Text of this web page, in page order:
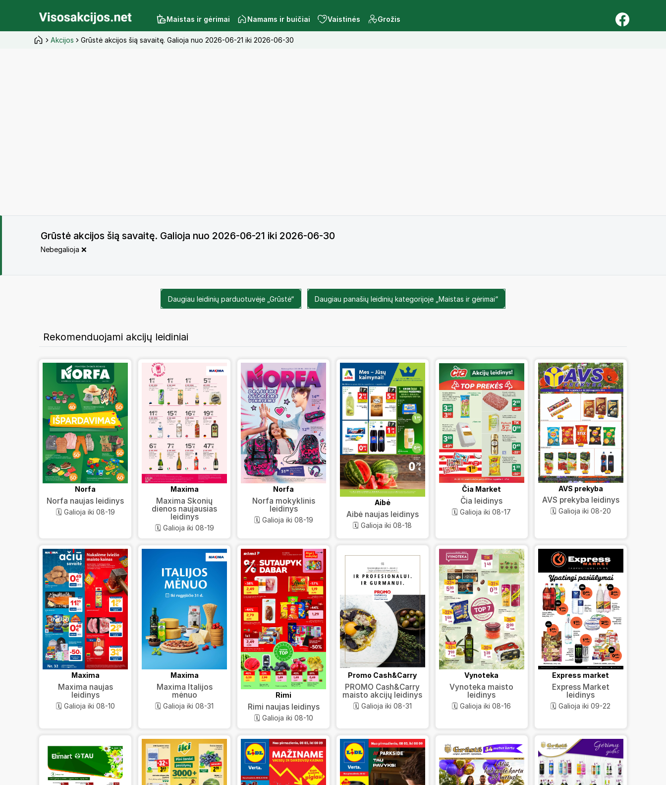
Maistas ir gėrimai Namams ir buičiai Vaistinės Grožis
Akcijos Grūstė akcijos šią savaitę. Galioja nuo 2026-06-21 iki 2026-06-30
Grūstė akcijos šią savaitę. Galioja nuo 2026-06-21 iki 2026-06-30
Nebegalioja ❌
Daugiau leidinių parduotuvėje „Grūstė“ Daugiau panašių leidinių kategorijoje „Maistas ir gėrimai“
Rekomenduojami akcijų leidiniai
Norfa
Norfa naujas leidinys
🗓️ Galioja iki 08-19
Maxima
Maxima Skonių
dienos naujausias
leidinys
🗓️ Galioja iki 08-19
Norfa
Norfa mokyklinis
leidinys
🗓️ Galioja iki 08-19
Aibė
Aibė naujas leidinys
🗓️ Galioja iki 08-18
Čia Market
Čia leidinys
🗓️ Galioja iki 08-17
AVS prekyba
AVS prekyba leidinys
🗓️ Galioja iki 08-20
Maxima
Maxima naujas
leidinys
🗓️ Galioja iki 08-10
Maxima
Maxima Italijos
mėnuo
🗓️ Galioja iki 08-31
Rimi
Rimi naujas leidinys
🗓️ Galioja iki 08-10
Promo Cash&Carry
PROMO Cash&Carry
maisto akcijų leidinys
🗓️ Galioja iki 08-31
Vynoteka
Vynoteka maisto
leidinys
🗓️ Galioja iki 08-16
Express market
Express Market
leidinys
🗓️ Galioja iki 09-22